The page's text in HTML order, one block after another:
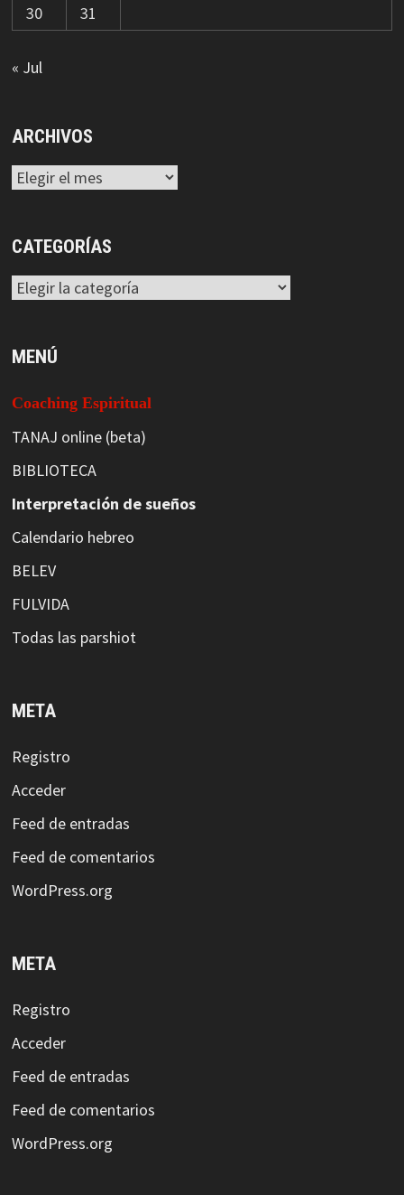
30
31
« Jul
ARCHIVOS
Archivos
CATEGORÍAS
Categorías
MENÚ
Coaching Espiritual
TANAJ online (beta)
BIBLIOTECA
Interpretación de sueños
Calendario hebreo
BELEV
FULVIDA
Todas las parshiot
META
Registro
Acceder
Feed de entradas
Feed de comentarios
WordPress.org
META
Registro
Acceder
Feed de entradas
Feed de comentarios
WordPress.org